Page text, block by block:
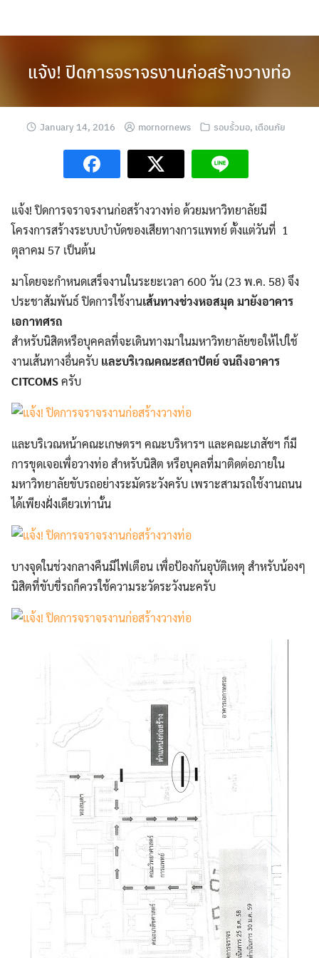
Search
Search
แจ้ง! ปิดการจราจรงานก่อสร้างวางท่อ
January 14, 2016 mornornews รอบรั้วมอ, เตือนภัย
แจ้ง! ปิดการจราจรงานก่อสร้างวางท่อ ด้วยมหาวิทยาลัยมี
โครงการสร้างระบบบำบัดของเสียทางการแพทย์ ตั้งแต่วันที่ 1
ตุลาคม 57 เป็นต้น
มาโดยจะกำหนดเสร็จงานในระยะเวลา 600 วัน (23 พ.ค. 58) จึง
ประชาสัมพันธ์ ปิดการใช้งานเส้นทางช่วงหอสมุด มายังอาคาร
เอกาทศรถ
สำหรับนิสิตหรือบุคคลที่จะเดินทางมาในมหาวิทยาลัยขอให้ไปใช้
งานเส้นทางอื่นครับ และบริเวณคณะสถาปัตย์ จนถึงอาคาร
CITCOMSครับ
และบริเวณหน้าคณะเกษตรฯ คณะบริหารฯ และคณะเภสัชฯ ก็มี
การขุดเจอเพื่อวางท่อ สำหรับนิสิต หรือบุคลที่มาติดต่อภายใน
มหาวิทยาลัยขับรถอย่างระมัดระวังครับ เพราะสามรถใช้งานถนน
ได้เพียงฝั่งเดียวเท่านั้น
บางจุดในช่วงกลางคืนมีไฟเตือน เพื่อป้องกันอุบัติเหตุ สำหรับน้องๆ
นิสิตที่ขับขี่รถก็ควรใช้ความระวัดระวังนะครับ